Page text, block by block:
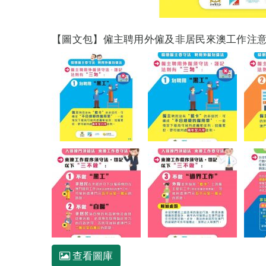
【圖文包】僱主聘用外僱及非居民來澳工作注
查看圖庫